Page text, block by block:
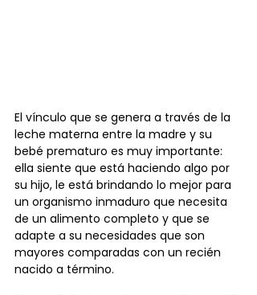
El vínculo que se genera a través de la
leche materna entre la madre y su
bebé prematuro es muy importante:
ella siente que está haciendo algo por
su hijo, le está brindando lo mejor para
un organismo inmaduro que necesita
de un alimento completo y que se
adapte a su necesidades que son
mayores comparadas con un recién
nacido a término.